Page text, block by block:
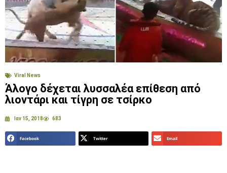
Viral News
Άλογο δέχεται λυσσαλέα επίθεση από
λιοντάρι και τίγρη σε τσίρκο
Ιαν 15, 2018 683
Facebook Twitter Email